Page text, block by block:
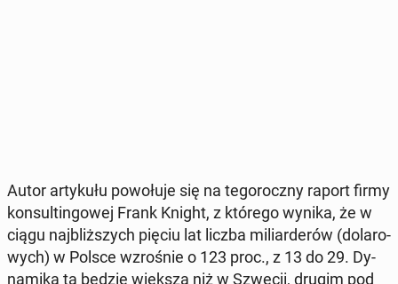
Autor ar­ty­ku­łu po­wo­łu­je się na te­go­rocz­ny raport firmy
kon­sul­tin­go­wej Frank Knight, z którego wynika, że w
ciągu naj­bliż­szych pięciu lat liczba mi­liar­de­rów (do­la­ro­
wych) w Polsce wzro­śnie o 123 proc., z 13 do 29. Dy­
na­mi­ka ta będzie większa niż w Szwecji, drugim pod